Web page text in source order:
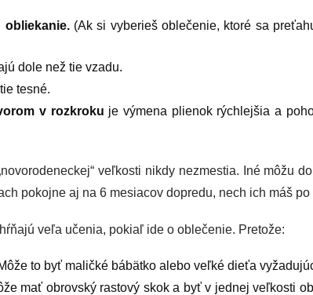
(Ak si vyberieš oblečenie, ktoré sa
dole než tie vzadu.
tesné.
v rozkroku je výmena plienok rýchlejšia a
veľkosti nikdy nezmestia. Iné môžu
pokojne aj na 6 mesiacov dopredu, nech ich máš
veľa učenia, pokiaľ ide o oblečenie. Pretože:
to byť maličké bábätko alebo veľké dieťa
mať obrovský rastový skok a byť v jednej veľkosti